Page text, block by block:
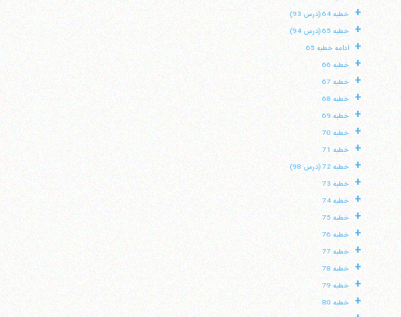
+ خطبه 64 (درس 93)
+ خطبه 65 (درس 94)
+ ادامه خطبه 65
+ خطبه 66
+ خطبه 67
+ خطبه 68
+ خطبه 69
+ خطبه 70
+ خطبه 71
+ خطبه 72 (درس 98)
+ خطبه 73
+ خطبه 74
+ خطبه 75
+ خطبه 76
+ خطبه 77
+ خطبه 78
+ خطبه 79
+ خطبه 80